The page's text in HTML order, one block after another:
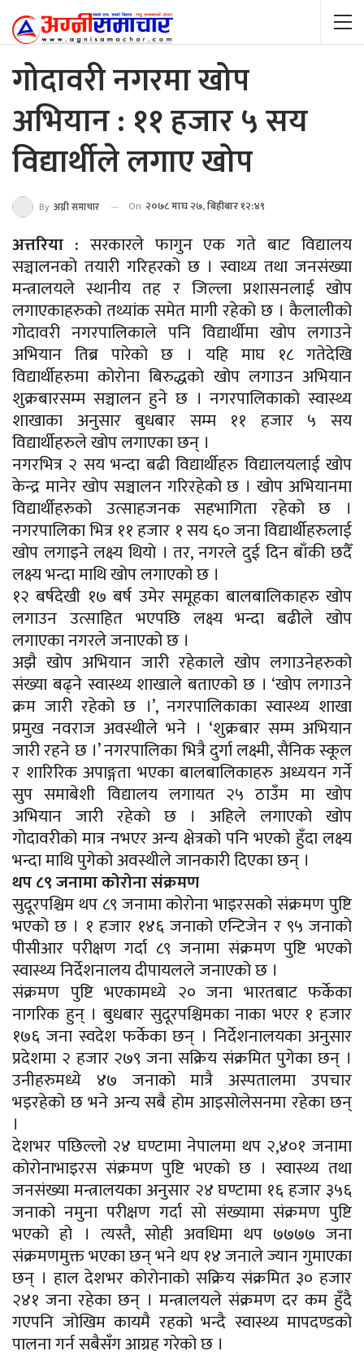
गोदावरी नगरमा खोप
अभियान : ११ हजार ५ सय
विद्यार्थीले लगाए खोप
By अग्नी समाचार On २०७८ माघ २७, बिहीबार १२:४९
अत्तरिया : सरकारले फागुन एक गते बाट विद्यालय
सञ्चालनको तयारी गरिहरको छ । स्वाथ्य तथा जनसंख्या
मन्त्रालयले स्थानीय तह र जिल्ला प्रशासनलाई खोप
लगाएकाहरुको तथ्यांक समेत मागी रहेको छ । कैलालीको
गोदावरी नगरपालिकाले पनि विद्यार्थीमा खोप लगाउने
अभियान तिब्र पारेको छ । यहि माघ १८ गतेदेखि
विद्यार्थीहरुमा कोरोना बिरुद्धको खोप लगाउन अभियान
शुक्रबारसम्म सञ्चालन हुने छ । नगरपालिकाको स्वास्थ्य
शाखाका अनुसार बुधबार सम्म ११ हजार ५ सय
विद्यार्थीहरुले खोप लगाएका छन् ।
नगरभित्र २ सय भन्दा बढी विद्यार्थीहरु विद्यालयलाई खोप
केन्द्र मानेर खोप सञ्चालन गरिरहेको छ । खोप अभियानमा
विद्यार्थीहरुको उत्साहजनक सहभागिता रहेको छ ।
नगरपालिका भित्र ११ हजार १ सय ६० जना विद्यार्थीहरुलाई
खोप लगाइने लक्ष्य थियो । तर, नगरले दुई दिन बाँकी छदैँ
लक्ष्य भन्दा माथि खोप लगाएको छ ।
१२ बर्षदेखी १७ बर्ष उमेर समूहका बालबालिकाहरु खोप
लगाउन उत्साहित भएपछि लक्ष्य भन्दा बढीले खोप
लगाएका नगरले जनाएको छ ।
अझै खोप अभियान जारी रहेकाले खोप लगाउनेहरुको
संख्या बढ्ने स्वास्थ्य शाखाले बताएको छ । ‘खोप लगाउने
क्रम जारी रहेको छ ।’, नगरपालिकाका स्वास्थ्य शाखा
प्रमुख नवराज अवस्थीले भने । ‘शुक्रबार सम्म अभियान
जारी रहने छ ।’ नगरपालिका भित्रै दुर्गा लक्ष्मी, सैनिक स्कूल
र शारिरिक अपाङ्गता भएका बालबालिकाहरु अध्ययन गर्ने
सुप समाबेशी विद्यालय लगायत २५ ठाउँम मा खोप
अभियान जारी रहेको छ । अहिले लगाएको खोप
गोदावरीको मात्र नभएर अन्य क्षेत्रको पनि भएको हुँदा लक्ष्य
भन्दा माथि पुगेको अवस्थीले जानकारी दिएका छन् ।
थप ८९ जनामा कोरोना संक्रमण
सुदूरपश्चिम थप ८९ जनामा कोरोना भाइरसको संक्रमण पुष्टि
भएको छ । १ हजार १४६ जनाको एन्टिजेन र ९५ जनाको
पीसीआर परीक्षण गर्दा ८९ जनामा संक्रमण पुष्टि भएको
स्वास्थ्य निर्देशनालय दीपायलले जनाएको छ ।
संक्रमण पुष्टि भएकामध्ये २० जना भारतबाट फर्केका
नागरिक हुन् । बुधबार सुदूरपश्चिमका नाका भएर १ हजार
१७६ जना स्वदेश फर्केका छन् । निर्देशनालयका अनुसार
प्रदेशमा २ हजार २७९ जना सक्रिय संक्रमित पुगेका छन् ।
उनीहरुमध्ये ४७ जनाको मात्रै अस्पतालमा उपचार
भइरहेको छ भने अन्य सबै होम आइसोलेसनमा रहेका छन्
।
देशभर पछिल्लो २४ घण्टामा नेपालमा थप २,४०१ जनामा
कोरोनाभाइरस संक्रमण पुष्टि भएको छ । स्वास्थ्य तथा
जनसंख्या मन्त्रालयका अनुसार २४ घण्टामा १६ हजार ३५६
जनाको नमुना परीक्षण गर्दा सो संख्यामा संक्रमण पुष्टि
भएको हो । त्यस्तै, सोही अवधिमा थप ७७७७ जना
संक्रमणमुक्त भएका छन् भने थप १४ जनाले ज्यान गुमाएका
छन् । हाल देशभर कोरोनाको सक्रिय संक्रमित ३० हजार
२४१ जना रहेका छन् । मन्त्रालयले संक्रमण दर कम हुँदै
गएपनि जोखिम कायमै रहको भन्दै स्वास्थ्य मापदण्डको
पालना गर्न सबैसँग आग्रह गरेको छ ।